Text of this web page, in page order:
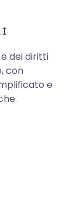
dei diritti
con
e